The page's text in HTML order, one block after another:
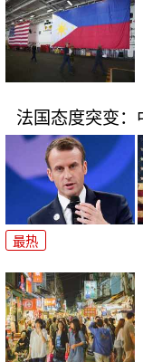
法国态度突变
最热